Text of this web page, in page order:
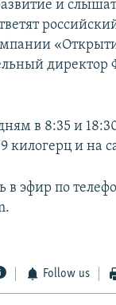
и
директор
в 8:35 и
килогерц и на
в эфир по
Follow us